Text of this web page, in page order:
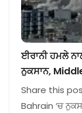
ਈਰਾਨੀ ਹਮਲੇ
ਨੁਕਸਾਨ,
Share this
Bahrain ‘ਚ